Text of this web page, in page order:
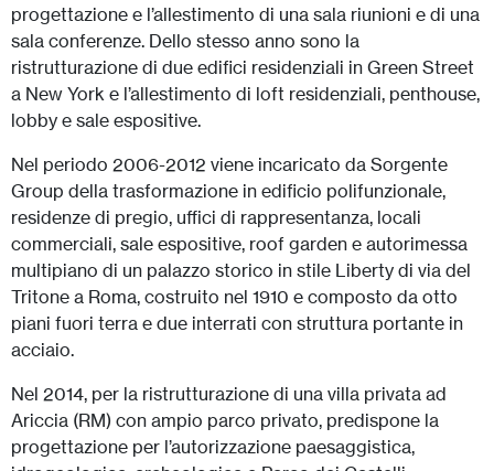
progettazione e l’allestimento di una sala riunioni e di una
sala conferenze. Dello stesso anno sono la
ristrutturazione di due edifici residenziali in Green Street
a New York e l’allestimento di loft residenziali, penthouse,
lobby e sale espositive.
Nel periodo 2006-2012 viene incaricato da Sorgente
Group della trasformazione in edificio polifunzionale,
residenze di pregio, uffici di rappresentanza, locali
commerciali, sale espositive, roof garden e autorimessa
multipiano di un palazzo storico in stile Liberty di via del
Tritone a Roma, costruito nel 1910 e composto da otto
piani fuori terra e due interrati con struttura portante in
acciaio.
Nel 2014, per la ristrutturazione di una villa privata ad
Ariccia (RM) con ampio parco privato, predispone la
progettazione per l’autorizzazione paesaggistica,